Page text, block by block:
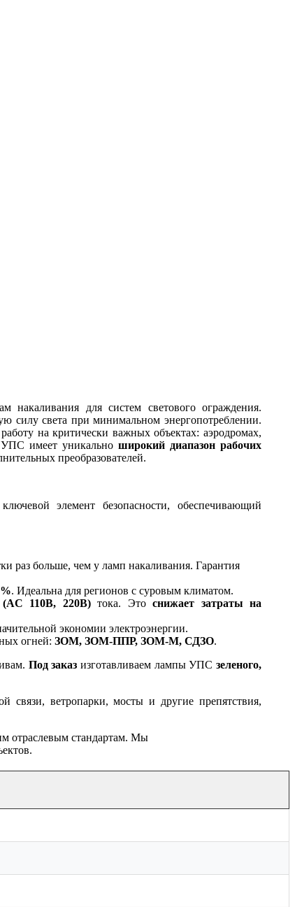
накаливания для систем светового ограждения.
силу света при минимальном энергопотреблении.
на критически важных объектах: аэродромах,
УПС имеет уникально широкий диапазон рабочих
преобразователей.
элемент безопасности, обеспечивающий
раз больше, чем у ламп накаливания. Гарантия
. Идеальна для регионов с суровым климатом.
110В, 220В)тока. Этоснижает затраты на
экономии электроэнергии.
огней: ЗОМ, ЗОМ-ППР, ЗОМ-М, СДЗО.
Под заказ изготавливаем лампы УПСзеленого,
ветропарки, мосты и другие препятствия,
отраслевым стандартам. Мы